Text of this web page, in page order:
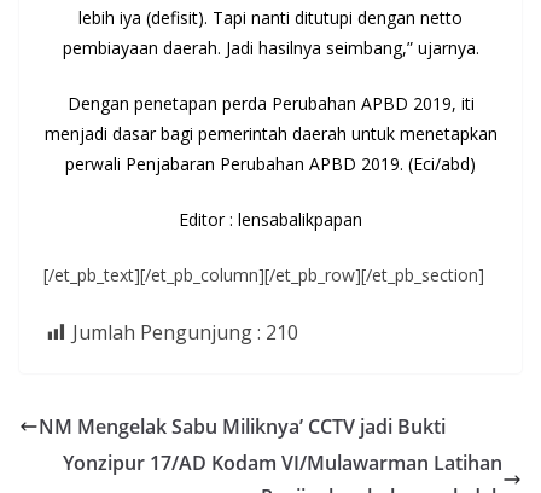
lebih iya (defisit). Tapi nanti ditutupi dengan netto
pembiayaan daerah. Jadi hasilnya seimbang,” ujarnya.
Dengan penetapan perda Perubahan APBD 2019, iti
menjadi dasar bagi pemerintah daerah untuk menetapkan
perwali Penjabaran Perubahan APBD 2019. (Eci/abd)
Editor : lensabalikpapan
[/et_pb_text][/et_pb_column][/et_pb_row][/et_pb_section]
Jumlah Pengunjung : 210
NM Mengelak Sabu Miliknya’ CCTV jadi Bukti
Yonzipur 17/AD Kodam VI/Mulawarman Latihan